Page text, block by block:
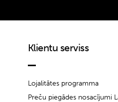
Klientu serviss
Lojalitātes programma
Preču piegādes nosacījumi